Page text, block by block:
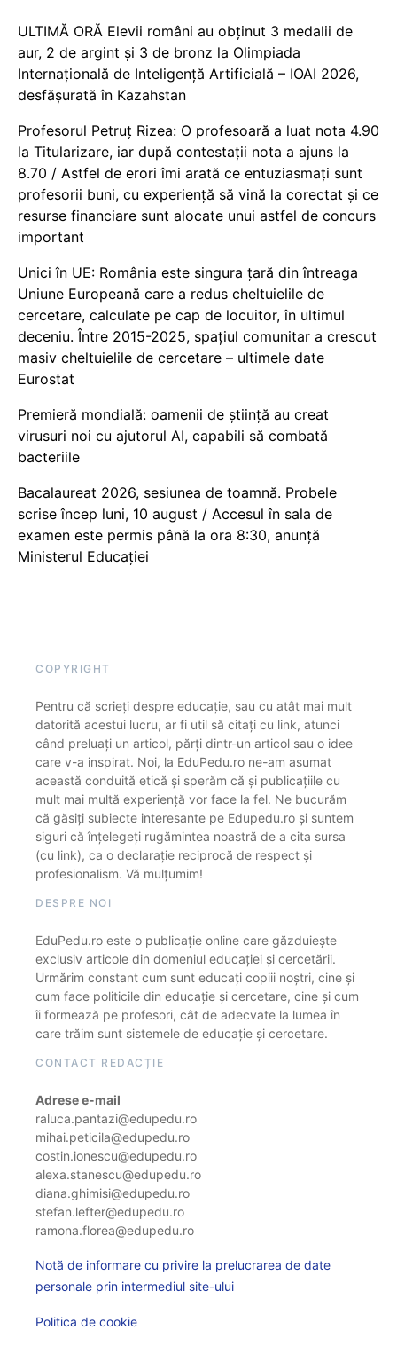
ULTIMĂ ORĂ Elevii români au obținut 3 medalii de
aur, 2 de argint și 3 de bronz la Olimpiada
Internațională de Inteligență Artificială – IOAI 2026,
desfășurată în Kazahstan
Profesorul Petruț Rizea: O profesoară a luat nota 4.90
la Titularizare, iar după contestații nota a ajuns la
8.70 / Astfel de erori îmi arată ce entuziasmați sunt
profesorii buni, cu experiență să vină la corectat și ce
resurse financiare sunt alocate unui astfel de concurs
important
Unici în UE: România este singura țară din întreaga
Uniune Europeană care a redus cheltuielile de
cercetare, calculate pe cap de locuitor, în ultimul
deceniu. Între 2015-2025, spațiul comunitar a crescut
masiv cheltuielile de cercetare – ultimele date
Eurostat
Premieră mondială: oamenii de știință au creat
virusuri noi cu ajutorul AI, capabili să combată
bacteriile
Bacalaureat 2026, sesiunea de toamnă. Probele
scrise încep luni, 10 august / Accesul în sala de
examen este permis până la ora 8:30, anunță
Ministerul Educației
COPYRIGHT
Pentru că scrieți despre educație, sau cu atât mai mult
datorită acestui lucru, ar fi util să citați cu link, atunci
când preluați un articol, părți dintr-un articol sau o idee
care v-a inspirat. Noi, la EduPedu.ro ne-am asumat
această conduită etică și sperăm că și publicațiile cu
mult mai multă experiență vor face la fel. Ne bucurăm
că găsiți subiecte interesante pe Edupedu.ro și suntem
siguri că înțelegeți rugămintea noastră de a cita sursa
(cu link), ca o declarație reciprocă de respect și
profesionalism. Vă mulțumim!
DESPRE NOI
EduPedu.ro este o publicație online care găzduiește
exclusiv articole din domeniul educației și cercetării.
Urmărim constant cum sunt educați copiii noștri, cine și
cum face politicile din educație și cercetare, cine și cum
îi formează pe profesori, cât de adecvate la lumea în
care trăim sunt sistemele de educație și cercetare.
CONTACT REDACȚIE
Adrese e-mail
raluca.pantazi@edupedu.ro
mihai.peticila@edupedu.ro
costin.ionescu@edupedu.ro
alexa.stanescu@edupedu.ro
diana.ghimisi@edupedu.ro
stefan.lefter@edupedu.ro
ramona.florea@edupedu.ro
Notă de informare cu privire la prelucrarea de date
personale prin intermediul site-ului
Politica de cookie